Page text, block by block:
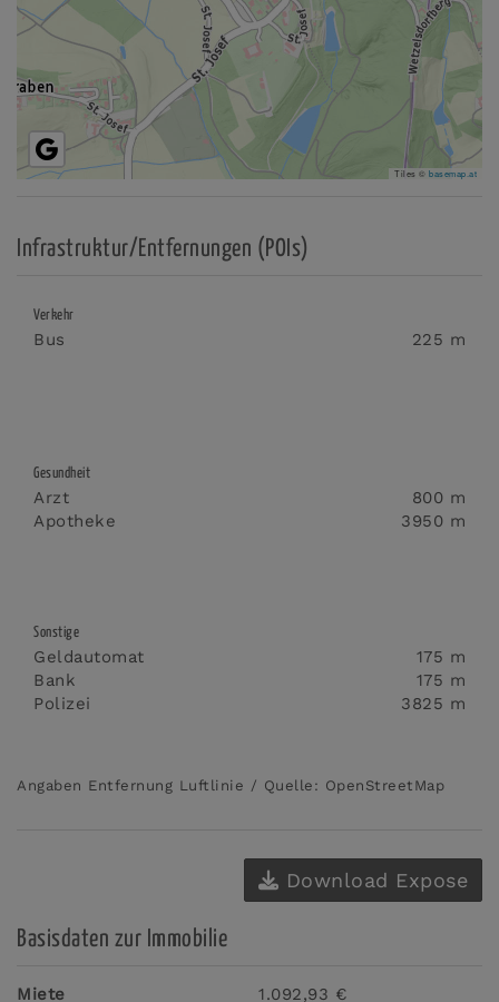
Tiles © basemap.at
Infrastruktur/Entfernungen (POIs)
Verkehr
Bus 225 m
Gesundheit
Arzt
800 m
Apotheke
3950 m
Sonstige
Geldautomat
175 m
Bank
175 m
Polizei
3825 m
Angaben Entfernung Luftlinie / Quelle: OpenStreetMap
Download Expose
Basisdaten zur Immobilie
Miete 1.092,93 €